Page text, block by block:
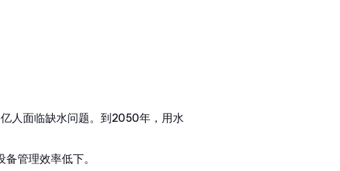
人面临缺水问题。到2050年，用水
管理效率低下。